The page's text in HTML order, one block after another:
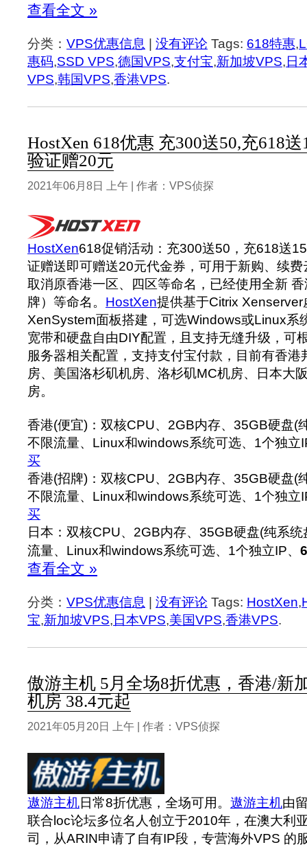
查看全文 »
分类： VPS优惠信息 没有评论 Tags: 618特惠,
惠码,SSD VPS,德国VPS,支付宝,新加坡VPS, 日
VPS,韩国VPS,香港VPS.
HostXen 618优惠 充300送50,充618
验证赠20元
2021年06月8日 上午 | 作者：VPS侦探
HostXen618促销活动：充300送50，充618送
证赠送即可赠送20元代金券，可用于新购、续
取消原香港一区、四区等命名，已经使用全新
牌）等命名。 HostXen提供基于Citrix Xenserver
XenSystem面板搭建，可选Windows或Linux系
宽带和硬盘自由DIY配置，且支持无缝升级，可
服务器相关配置，支持支付宝付款，目前有香港
房、美国洛杉矶机房、洛杉矶MC机房、日本大
房。
香港(便宜)：双核CPU、2GB内存、35GB硬盘(
不限流量、Linux和windows系统可选、1个独立
买
香港(招牌)：双核CPU、2GB内存、35GB硬盘(
不限流量、Linux和windows系统可选、1个独立
买
日本：双核CPU、2GB内存、35GB硬盘(纯系
流量、Linux和windows系统可选、1个独立IP、
查看全文 »
分类： VPS优惠信息 没有评论 Tags: HostXen,
宝,新加坡VPS, 日本VPS,美国VPS,香港VPS.
傲游主机 5月全场8折优惠，香港/新
机房 38.4元起
2021年05月20日 上午 | 作者：VPS侦探
遨游主机日常8折优惠，全场可用。 遨游主机由
联合loc论坛多位名人创立于2010年，在澳大利
司，从ARIN申请了自有IP段，专营海外VPS 的